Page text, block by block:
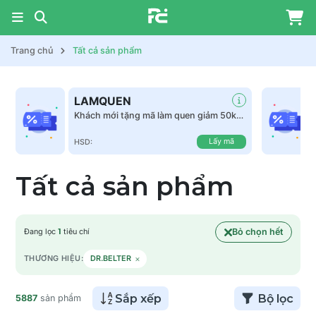
Trang chủ Tất cả sản phẩm
LAMQUEN
Khách mới tặng mã làm quen giảm 50k
HSD: Lấy mã
Tất cả sản phẩm
Đang lọc 1 tiêu chí Bỏ chọn hết
THƯƠNG HIỆU: DR.BELTER ×
5887 sản phẩm Sắp xếp Bộ lọc